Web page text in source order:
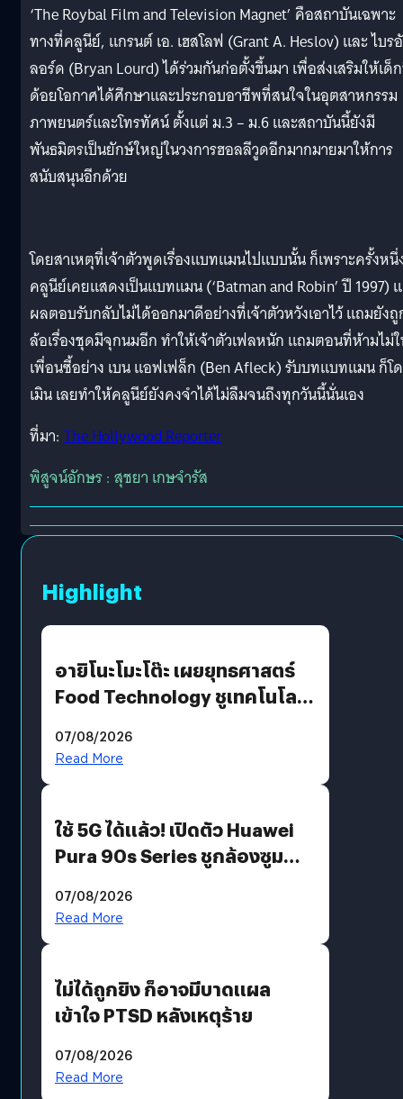
‘The Roybal Film and Television Magnet’ คือสถาบันเฉพาะ
ทางที่คลูนีย์, แกรนต์ เอ. เฮสโลฟ (Grant A. Heslov) และ ไบร
ลอร์ด (Bryan Lourd) ได้ร่วมกันก่อตั้งขึ้นมา เพื่อส่งเสริมให้เด็
ด้อยโอกาศได้ศึกษาและประกอบอาชีพที่สนใจในอุตสาหกรรม
ภาพยนตร์และโทรทัศน์ ตั้งแต่ ม.3 – ม.6 และสถาบันนี้ยังมี
พันธมิตรเป็นยักษ์ใหญ่ในวงการฮอลลีวูดอีกมากมายมาให้การ
สนับสนุนอีกด้วย
โดยสาเหตุที่เจ้าตัวพูดเรื่องแบทแมนไปแบบนั้น ก็เพราะครั้งหนึ่
คลูนีย์เคยแสดงเป็นแบทแมน (‘Batman and Robin’ ปี 1997)
ผลตอบรับกลับไม่ได้ออกมาดีอย่างที่เจ้าตัวหวังเอาไว้ แถมยัง
ล้อเรื่องชุดมีจุกนมอีก ทำให้เจ้าตัวเฟลหนัก แถมตอนที่ห้ามไม่
เพื่อนซี้อย่าง เบน แอฟเฟล็ก (Ben Afleck) รับบทแบทแมน ก็โ
เมิน เลยทำให้คลูนีย์ยังคงจำได้ไม่ลืมจนถึงทุกวันนี้นั่นเอง
ที่มา: The Hollywood Reporter
พิสูจน์อักษร : สุชยา เกษจำรัส
Highlight
อายิโนะโมะโต๊ะ เผยยุทธศาสตร์
Food Technology ชูเทคโนโลยี
บริโภคและ B2B
07/08/2026
Read More
ใช้ 5G ได้แล้ว! เปิดตัว Huawei
Pura 90s Series ชูกล้องซูม
07/08/2026
Read More
ไม่ได้ถูกยิง ก็อาจมีบาดแผล
เข้าใจ PTSD หลังเหตุร้าย
07/08/2026
Read More